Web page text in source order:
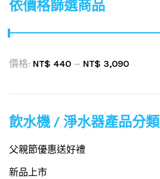
依價格篩選商品
價格: NT$ 440 — NT$ 3,090
飲水機 / 淨水器產品分類
父親節優惠送好禮
新品上市